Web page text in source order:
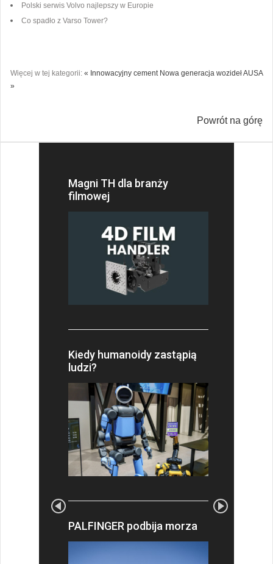
Polski serwis Volvo najlepszy w Europie
Co spadło z Varso Tower?
Więcej w tej kategorii: « Innowacyjny cement Nowa generacja wozideł AUSA
»
Powrót na górę
Magni TH dla branży
filmowej
Kiedy humanoidy zastąpią
ludzi?
PALFINGER podbija morza